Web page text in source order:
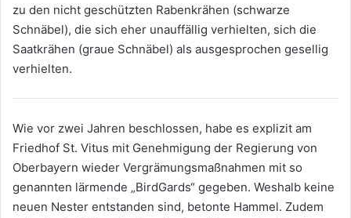
zu den nicht geschützten Rabenkrähen (schwarze
Schnäbel), die sich eher unauffällig verhielten, sich die
Saatkrähen (graue Schnäbel) als ausgesprochen gesellig
verhielten.
Wie vor zwei Jahren beschlossen, habe es explizit am
Friedhof St. Vitus mit Genehmigung der Regierung von
Oberbayern wieder Vergrämungsmaßnahmen mit so
genannten lärmende „BirdGards“ gegeben. Weshalb keine
neuen Nester entstanden sind, betonte Hammel. Zudem